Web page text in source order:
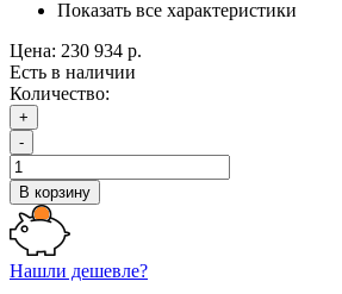
Показать все характеристики
Цена: 230 934 р.
Есть в наличии
Количество:
+
-
В корзину
Нашли дешевле?